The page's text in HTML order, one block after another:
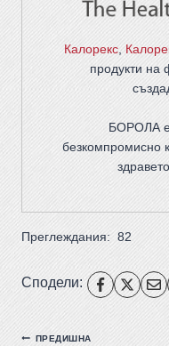
Калорекс,
продукти на
БОРОЛА е
безкомпромисно
Преглеждания: 82
Сподели:
ПРЕДИШНА